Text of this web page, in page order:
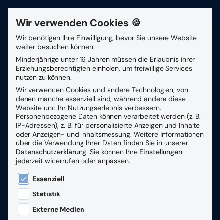
Suchfeld
Suchen
Zurück
Digitales
Pflegemanagement
„Pflege will nicht mehr dem Papier
hinterherlaufen“ – Die Vestischen Caritas-Kliniken
haben mit RZV und Meierhofer ihre
Pflegedokumentation erfolgreich digitalisiert. Ein
Erfahrungsbericht über Herausforderungen,
Mehrwerte und echte Entlastung für Pflegekräfte.
Wir verwenden Cookies 🍪
Wir benötigen Ihre Einwilligung, bevor Sie unsere Website
weiter besuchen können.
Minderjährige unter 16 Jahren müssen die Erlaubnis ihrer
Erziehungsberechtigten einholen, um freiwillige Services
nutzen zu können.
Wir verwenden Cookies und andere Technologien, von
denen manche essenziell sind, während andere diese
Website und Ihr Nutzungserlebnis verbessern.
Personenbezogene Daten können verarbeitet werden (z. B.
IP-Adressen), z. B. für personalisierte Anzeigen und Inhalte
oder Anzeigen- und Inhaltsmessung. Weitere Informationen
über die Verwendung Ihrer Daten finden Sie in unserer
Datenschutzerklärung. Sie können Ihre Einstellungen
jederzeit widerrufen oder anpassen.
Es folgt eine Liste der Service-Gruppen, für die
Essenziell
Statistik
Externe Medien